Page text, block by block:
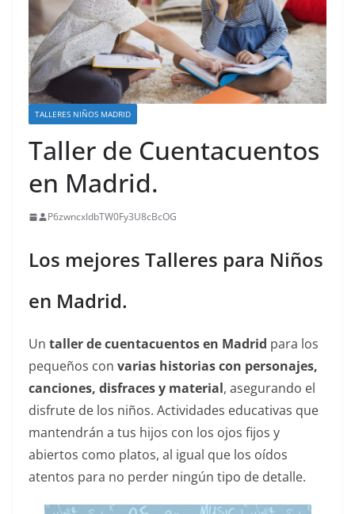
TALLERES NIÑOS MADRID
Taller de Cuentacuentos
en Madrid.
P6zwncxIdbTW0Fy3U8cBcOG
Los mejores Talleres para Niños
en Madrid.
Un taller decuentacuentosen Madrid para los
pequeños con varias historias con personajes,
canciones, disfraces y material, asegurando el
disfrute de los niños. Actividades educativas que
mantendrán a tus hijos con los ojos fijos y
abiertos como platos, al igual que los oídos
atentos para no perder ningún tipo de detalle.